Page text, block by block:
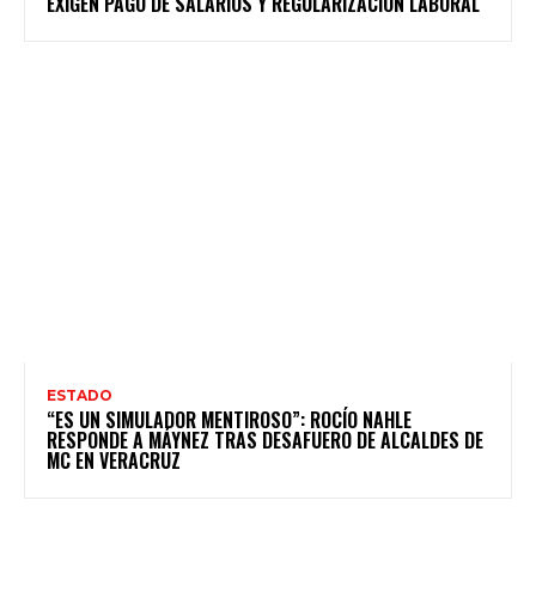
ESTADO
“ES UN SIMULADOR MENTIROSO”: ROCÍO NAHLE
RESPONDE A MÁYNEZ TRAS DESAFUERO DE ALCALDES DE
MC EN VERACRUZ